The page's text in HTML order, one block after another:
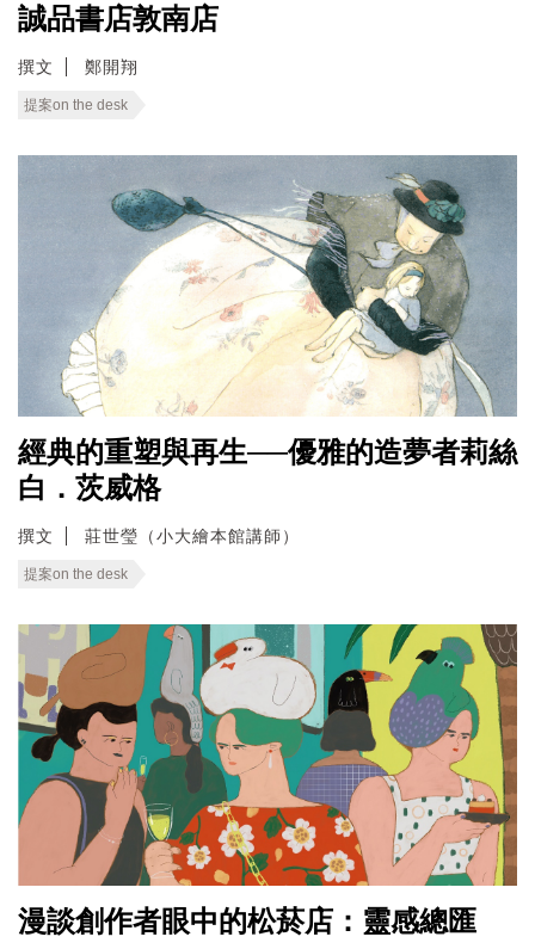
誠品書店敦南店
撰文 鄭開翔
提案on the desk
經典的重塑與再生──優雅的造夢者莉絲
白．茨威格
撰文 莊世瑩（小大繪本館講師）
提案on the desk
漫談創作者眼中的松菸店：靈感總匯